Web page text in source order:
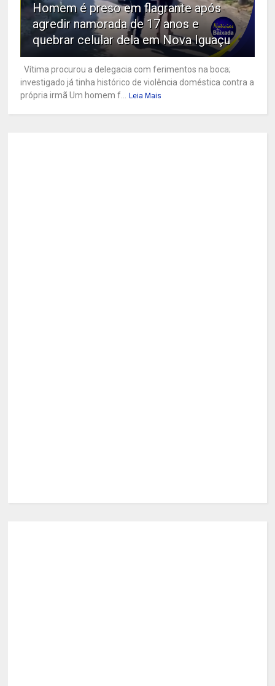
Homem é preso em flagrante após
agredir namorada de 17 anos e
quebrar celular dela em Nova Iguaçu
Vítima procurou a delegacia com ferimentos na boca;
investigado já tinha histórico de violência doméstica contra a
própria irmã Um homem f... Leia Mais